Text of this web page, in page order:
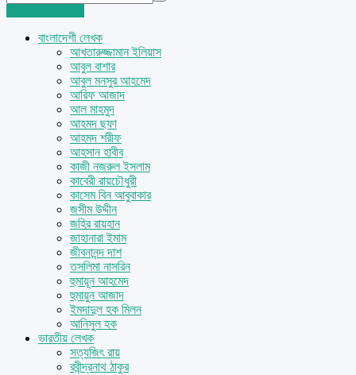
বাংলাদেশী লেখক
আখতারুজ্জামান ইলিয়াস
আবুল বাশার
আবুল মনসুর আহমেদ
আরিফ আজাদ
আল মাহমুদ
আহমদ ছফা
আহমদ শরীফ
আহসান হাবীব
কাজী নজরুল ইসলাম
কাবেরী রায়চৌধুরী
কাসেম বিন আবুবাকার
জসীম উদ্দীন
জহির রায়হান
জাহানারা ইমাম
জীবনানন্দ দাশ
তসলিমা নাসরিন
হুমায়ূন আহমেদ
হুমায়ুন আজাদ
ইমদাদুল হক মিলন
আনিসুল হক
ভারতীয় লেখক
সত্যজিৎ রায়
রবীন্দ্রনাথ ঠাকুর